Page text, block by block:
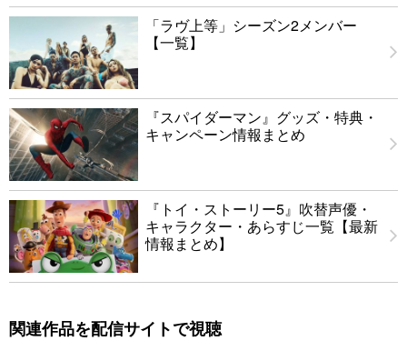
「ラヴ上等」シーズン2メンバー
【一覧】
『スパイダーマン』グッズ・特典・
キャンペーン情報まとめ
『トイ・ストーリー5』吹替声優・
キャラクター・あらすじ一覧【最新
情報まとめ】
関連作品を配信サイトで視聴